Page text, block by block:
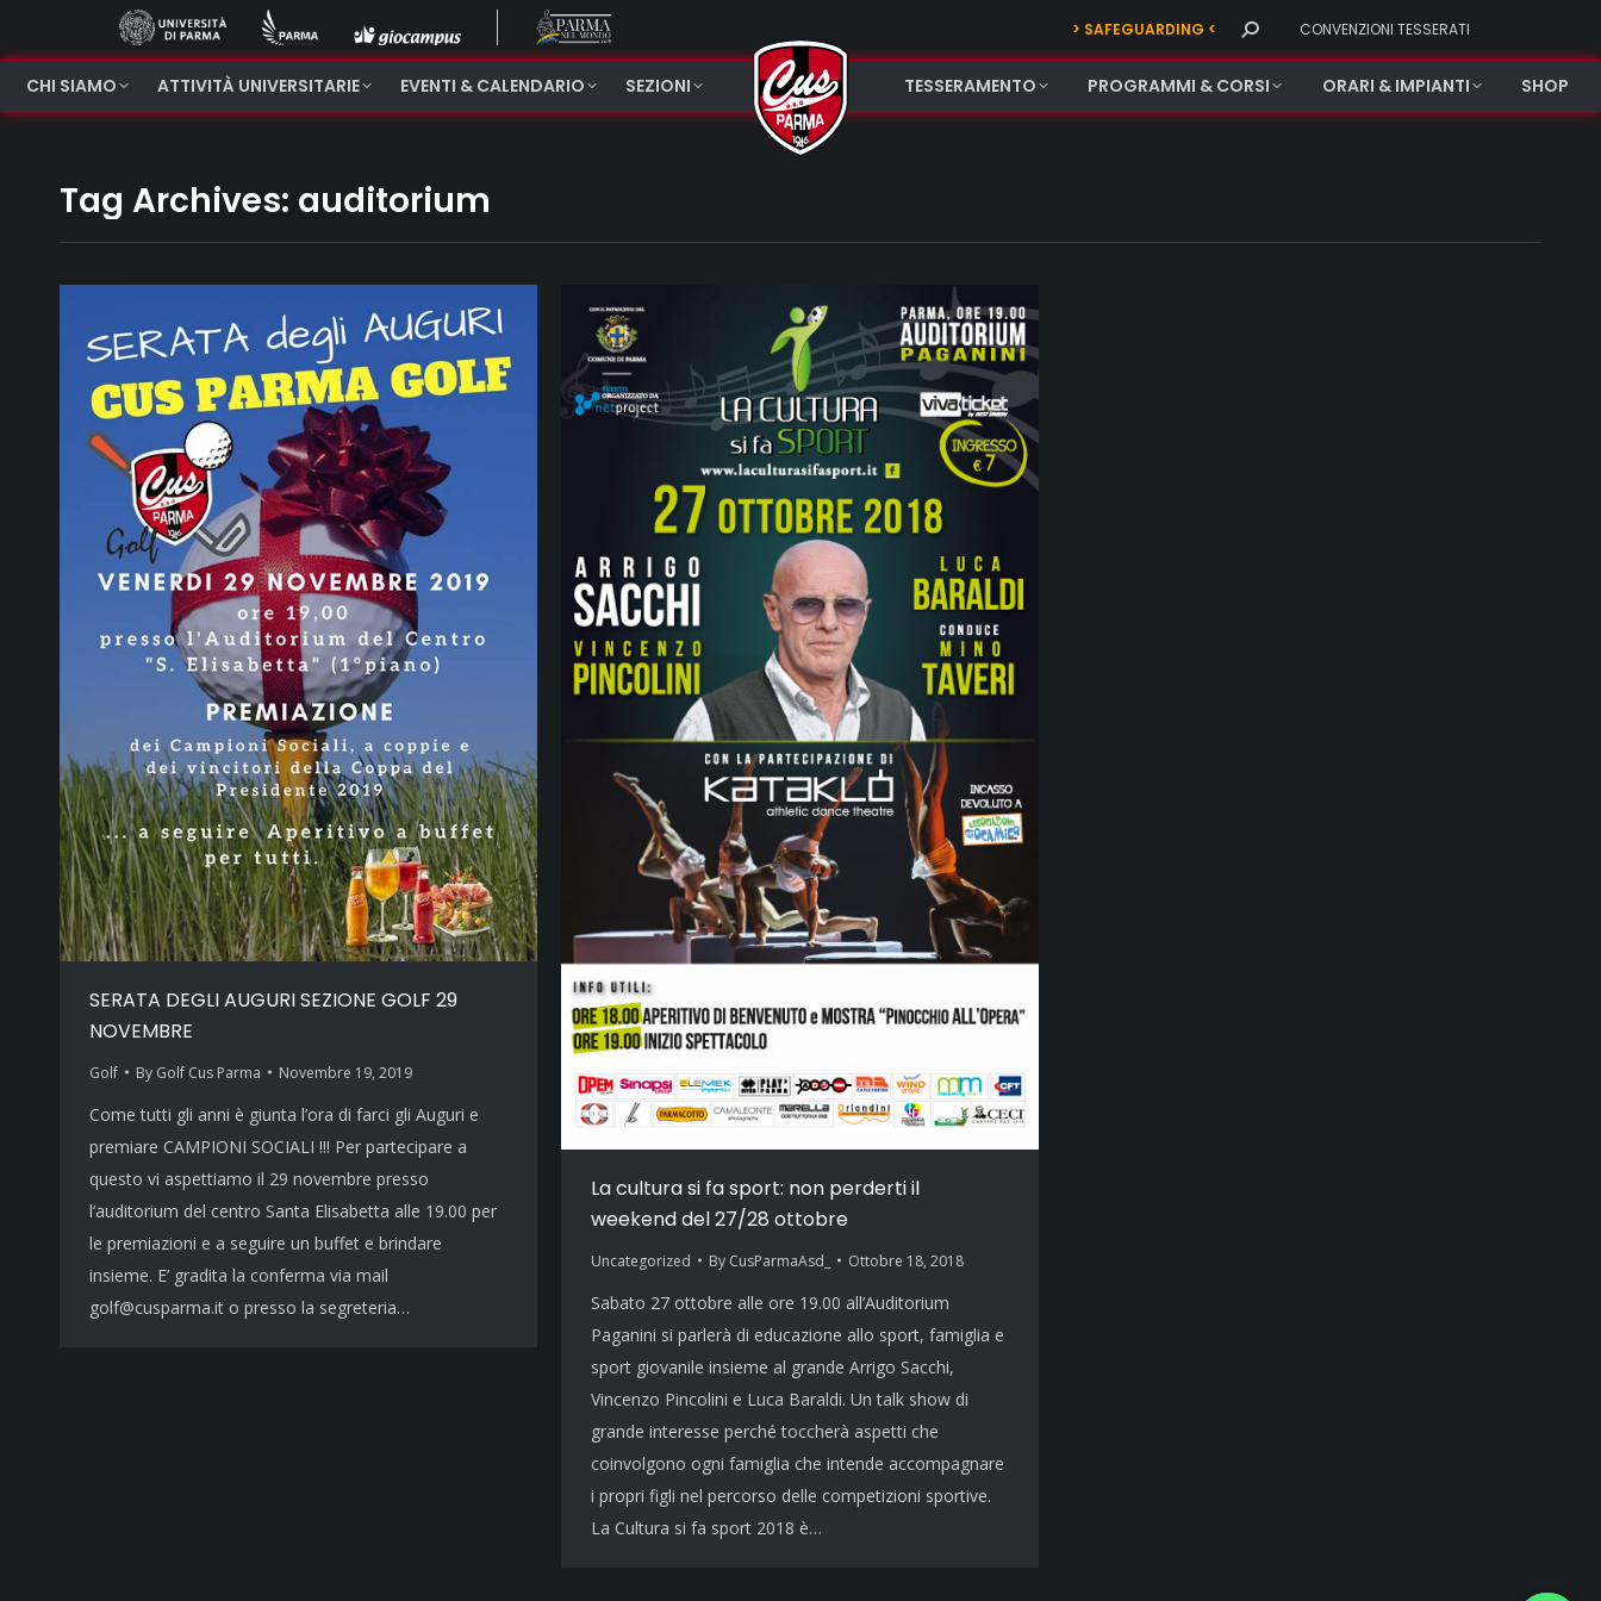
> SAFEGUARDING < Search: CONVENZIONI TESSERATI
CHI SIAMO ATTIVITÀ UNIVERSITARIE EVENTI & CALENDARIO SEZIONI TESSERAMENTO PROGRAMMI & CORSI ORARI & IMPIANTI SHOP
Tag Archives: auditorium
SERATA DEGLI AUGURI SEZIONE GOLF 29
NOVEMBRE
Golf By Golf Cus Parma Novembre 19, 2019
Come tutti gli anni è giunta l’ora di farci gli Auguri e
premiare CAMPIONI SOCIALI !!! Per partecipare a
questo vi aspettiamo il 29 novembre presso
l’auditorium del centro Santa Elisabetta alle 19.00 per
le premiazioni e a seguire un buffet e brindare
insieme. E’ gradita la conferma via mail
golf@cusparma.it o presso la segreteria…
La cultura si fa sport: non perderti il
weekend del 27/28 ottobre
Uncategorized By CusParmaAsd_ Ottobre 18, 2018
Sabato 27 ottobre alle ore 19.00 all’Auditorium
Paganini si parlerà di educazione allo sport, famiglia e
sport giovanile insieme al grande Arrigo Sacchi,
Vincenzo Pincolini e Luca Baraldi. Un talk show di
grande interesse perché toccherà aspetti che
coinvolgono ogni famiglia che intende accompagnare
i propri figli nel percorso delle competizioni sportive.
La Cultura si fa sport 2018 è…